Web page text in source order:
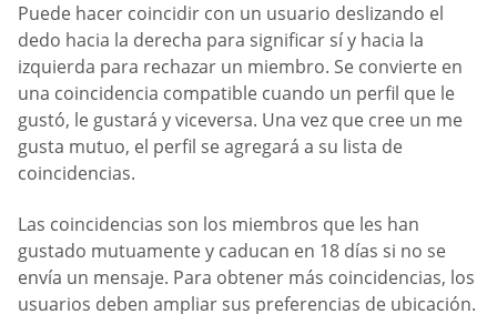
Puede hacer coincidir con un usuario deslizando el
dedo hacia la derecha para significar sí y hacia la
izquierda para rechazar un miembro. Se convierte en
una coincidencia compatible cuando un perfil que le
gustó, le gustará y viceversa. Una vez que cree un me
gusta mutuo, el perfil se agregará a su lista de
coincidencias.
Las coincidencias son los miembros que les han
gustado mutuamente y caducan en 18 días si no se
envía un mensaje. Para obtener más coincidencias, los
usuarios deben ampliar sus preferencias de ubicación.